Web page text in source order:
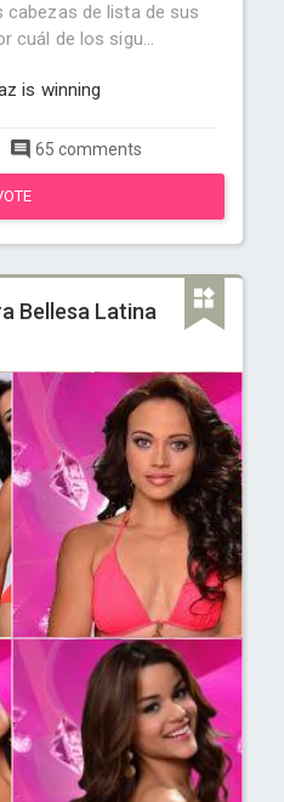
de lista de sus
cuál de los sigu...
is winning
65 comments
Bellesa Latina